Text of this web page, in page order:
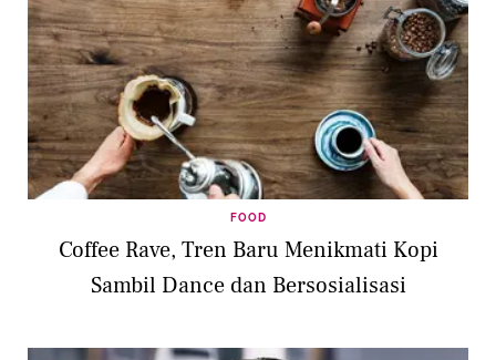
FOOD
Coffee Rave, Tren Baru Menikmati Kopi
Sambil Dance dan Bersosialisasi